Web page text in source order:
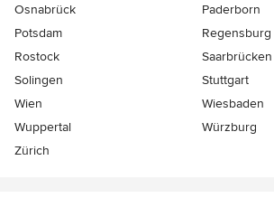
Osnabrück
Paderborn
Potsdam
Regensburg
Rostock
Saarbrücken
Solingen
Stuttgart
Wien
Wiesbaden
Wuppertal
Würzburg
Zürich